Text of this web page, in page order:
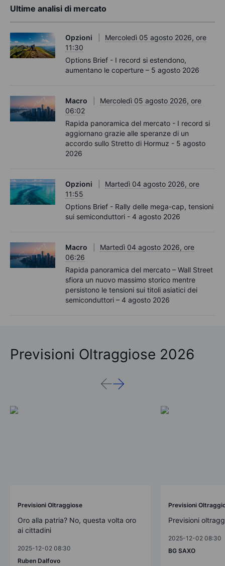
Ultime analisi di mercato
Opzioni
Mercoledì 05 agosto 2026, ore
11:30
Options Brief - I record si estendono,
aumentano le coperture – 5 agosto 2026
Macro
Mercoledì 05 agosto 2026, ore
06:02
Rapida panoramica del mercato - I record si
aggiornano grazie alle speranze di un
accordo sullo Stretto di Hormuz - 5 agosto
2026
Opzioni
Martedì 04 agosto 2026, ore
11:55
Options Brief - Rally delle mega-cap, tensioni
sui semiconduttori - 4 agosto 2026
Macro
Martedì 04 agosto 2026, ore
06:26
Rapida panoramica del mercato – Wall Street
sfiora un nuovo massimo storico mentre
persistono le tensioni sui titoli asiatici dei
semiconduttori – 4 agosto 2026
Previsioni Oltraggiose 2026
Previsioni Oltraggiose
Oro alla patria? No, questa volta oro
ai cittadini
2025-12-02 08:30
Ruben Dalfovo
Previsioni
Previsioni
2025-12-02 08:30
BG SAXO